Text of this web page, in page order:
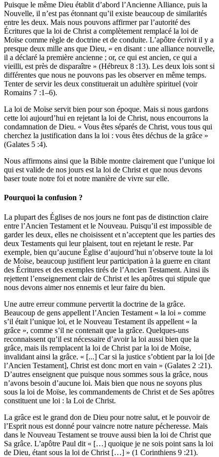
Puisque le même Dieu établit d’abord l’Ancienne Alliance, puis la
Nouvelle, il n’est pas étonnant qu’il existe beaucoup de similarités
entre les deux. Mais nous pouvons affirmer par l’autorité des
Écritures que la loi de Christ a complètement remplacé la loi de
Moïse comme règle de doctrine et de conduite. L’apôtre écrivit il y a
presque deux mille ans que Dieu, « en disant : une alliance nouvelle,
il a déclaré la première ancienne ; or, ce qui est ancien, ce qui a
vieilli, est près de disparaître » (Hébreux 8 :13). Les deux lois sont si
différentes que nous ne pouvons pas les observer en même temps.
Tenter de servir les deux constituerait un adultère spirituel (voir
Romains 7 :1–6).
La loi de Moïse servit bien pour son époque. Mais si nous gardons
cette loi aujourd’hui en rejetant la loi de Christ, nous encourrons la
condamnation de Dieu. « Vous êtes séparés de Christ, vous tous qui
cherchez la justification dans la loi : vous êtes déchus de la grâce »
(Galates 5 :4).
Nous affirmons ainsi que la Bible montre clairement que l’unique loi
qui est valide de nos jours est la loi de Christ et que nous devons
baser toute notre foi et notre manière de vivre sur elle.
Pourquoi la confusion ?
La plupart des Églises de nos jours ne font pas de distinction claire
entre l’Ancien Testament et le Nouveau. Puisqu’il est impossible de
garder les deux, elles ne choisissent et n’acceptent que les parties des
deux Testaments qui leur plaisent, tout en rejetant le reste. Par
exemple, bien qu’aucune Église d’aujourd’hui n’observe toute la loi
de Moïse, beaucoup justifient leur participation à la guerre en citant
des Écritures et des exemples tirés de l’Ancien Testament. Ainsi ils
rejettent l’enseignement clair de Christ et les apôtres qui stipule que
nous devons aimer nos ennemis et leur faire du bien.
Une autre erreur commune pervertit la doctrine de la grâce.
Beaucoup de gens appellent l’Ancien Testament « la loi » comme
s’il était l’unique loi, et le Nouveau Testament ils appellent « la
grâce », comme s’il ne contenait que la grâce. Quelques-uns
reconnaissent qu’il est nécessaire d’avoir la loi aussi bien que la
grâce, mais ils remplacent la loi de Christ par la loi de Moïse,
invalidant ainsi la grâce. « [...] Car si la justice s’obtient par la loi [de
l’Ancien Testament], Christ est donc mort en vain » (Galates 2 :21).
D’autres enseignent que puisque nous sommes sous la grâce, nous
n’avons besoin d’aucune loi. Mais bien que nous ne soyons plus
sous la loi de Moïse, les commandements de Christ et de Ses apôtres
constituent une loi : la Loi de Christ.
La grâce est le grand don de Dieu pour notre salut, et le pouvoir de
l’Esprit nous est donné pour vaincre notre nature pécheresse. Mais
dans le Nouveau Testament se trouve aussi bien la loi de Christ que
Sa grâce. L’apôtre Paul dit « […] quoique je ne sois point sans la loi
de Dieu, étant sous la loi de Christ […] » (1 Corinthiens 9 :21).